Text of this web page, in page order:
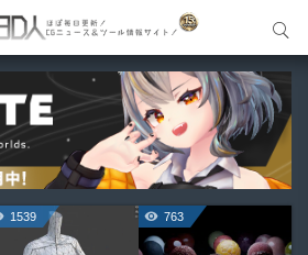
1539 763
サイト内検索